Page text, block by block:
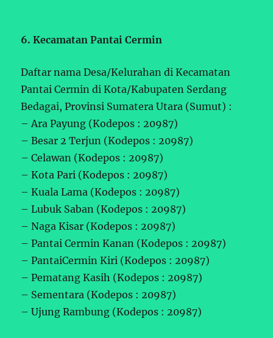
6. Kecamatan Pantai Cermin
Daftar nama Desa/Kelurahan di Kecamatan
Pantai Cermin di Kota/Kabupaten Serdang
Bedagai, Provinsi Sumatera Utara (Sumut) :
– Ara Payung (Kodepos : 20987)
– Besar 2 Terjun (Kodepos : 20987)
– Celawan (Kodepos : 20987)
– Kota Pari (Kodepos : 20987)
– Kuala Lama (Kodepos : 20987)
– Lubuk Saban (Kodepos : 20987)
– Naga Kisar (Kodepos : 20987)
– Pantai Cermin Kanan (Kodepos : 20987)
– PantaiCermin Kiri (Kodepos : 20987)
– Pematang Kasih (Kodepos : 20987)
– Sementara (Kodepos : 20987)
– Ujung Rambung (Kodepos : 20987)